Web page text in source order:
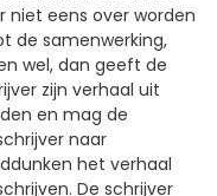
niet eens over worden
de samenwerking,
wel, dan geeft de
zijn verhaal uit
en mag de
naar
het verhaal
De schrijver